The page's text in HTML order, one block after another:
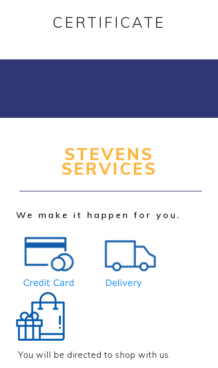
CERTIFICATE
STEVENS
SERVICES
We make it happen for you.
You will be directed to shop with us.